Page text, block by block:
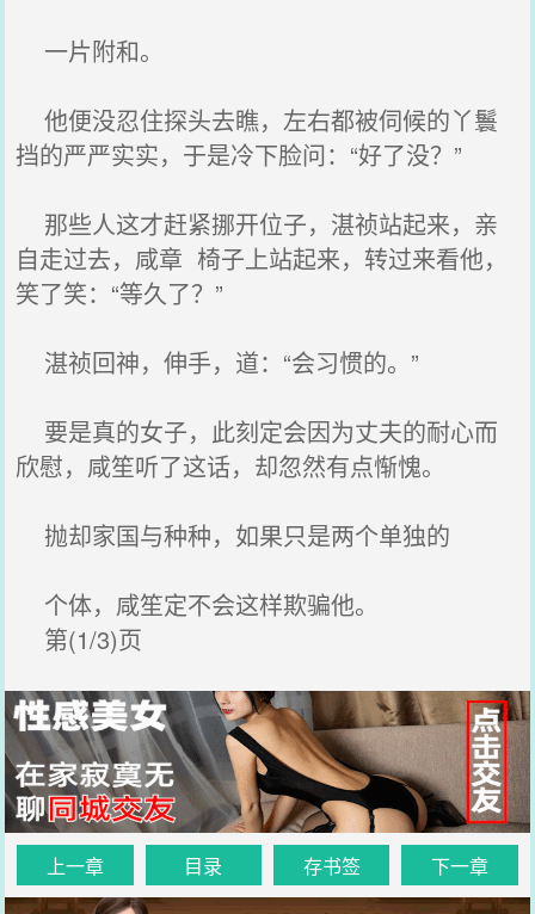
一片附和。
他便没忍住探头去瞧，左右都被伺候的丫鬟
挡的严严实实，于是冷下脸问：“好了没？”
那些人这才赶紧挪开位子，湛祯站起来，亲
自走过去，咸章 椅子上站起来，转过来看他，
笑了笑：“等久了？”
湛祯回神，伸手，道：“会习惯的。”
要是真的女子，此刻定会因为丈夫的耐心而
欣慰，咸笙听了这话，却忽然有点惭愧。
抛却家国与种种，如果只是两个单独的
个体，咸笙定不会这样欺骗他。
第(1/3)页
上一章 目录 存书签 下一章